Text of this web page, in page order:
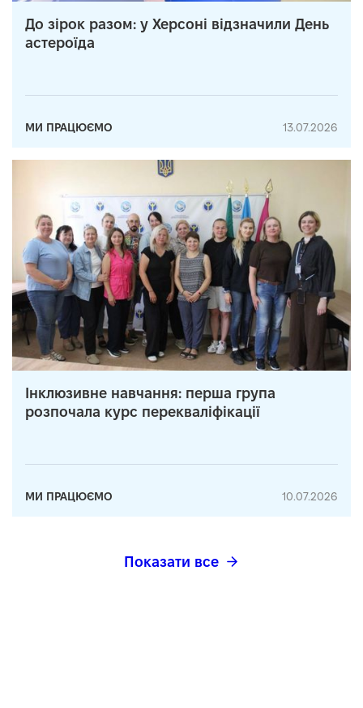
До зірок разом: у Херсоні відзначили День
астероїда
МИ ПРАЦЮЄМО 13.07.2026
Інклюзивне навчання: перша група
розпочала курс перекваліфікації
МИ ПРАЦЮЄМО 10.07.2026
Показати все